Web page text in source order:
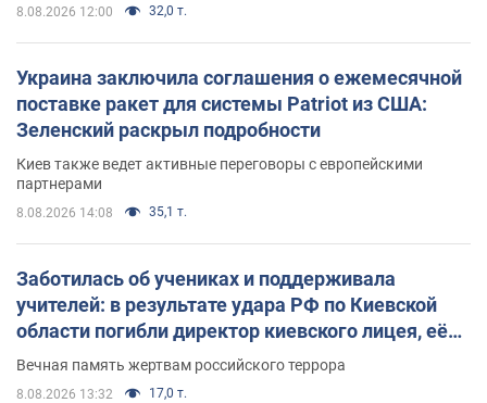
8.08.2026 12:00 32,0 т.
Украина заключила соглашения о ежемесячной
поставке ракет для системы Patriot из США:
Зеленский раскрыл подробности
Киев также ведет активные переговоры с европейскими
партнерами
8.08.2026 14:08 35,1 т.
Заботилась об учениках и поддерживала
учителей: в результате удара РФ по Киевской
области погибли директор киевского лицея, её
муж и внук
Вечная память жертвам российского террора
8.08.2026 13:32 17,0 т.